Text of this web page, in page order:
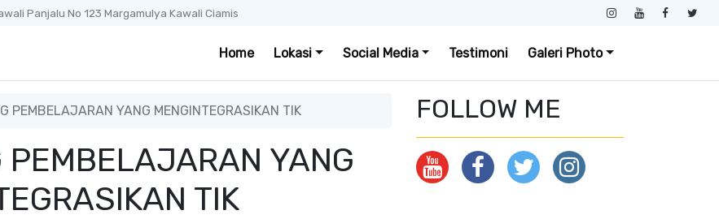
Panjalu No 123 Margamulya Kawali Ciamis
Home Lokasi Social Media Testimoni Galeri Photo
PEMBELAJARAN YANG MENGINTEGRASIKAN TIK
PEMBELAJARAN YANG
TIK
FOLLOW ME